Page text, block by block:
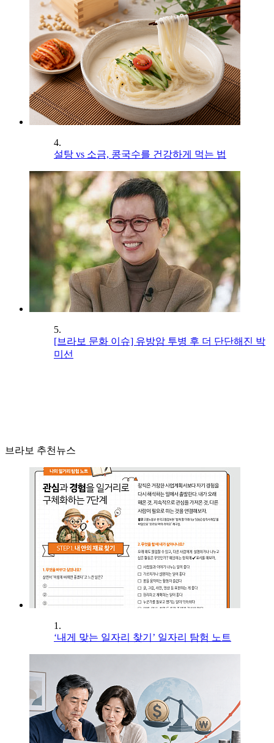
4.
설탕 vs 소금, 콩국수를 건강하게 먹는 법
5.
[브라보 문화 이슈] 유방암 투병 후 더 단단해진 박
미선
브라보 추천뉴스
1.
‘내게 맞는 일자리 찾기’ 일자리 탐험 노트